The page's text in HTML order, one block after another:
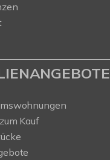
Kauf